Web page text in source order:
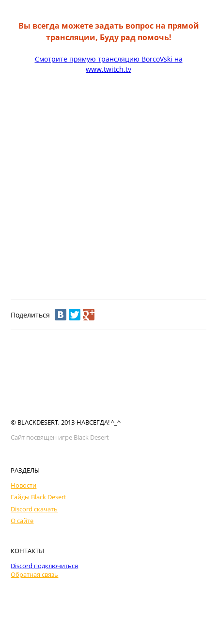
Вы всегда можете задать вопрос на прямой
трансляции, Буду рад помочь!
Смотрите прямую трансляцию BorcoVski на
www.twitch.tv
Поделиться
© BLACKDESERT, 2013-НАВСЕГДА! ^_^
Сайт посвящен игре Black Desert
РАЗДЕЛЫ
Новости
Гайды Black Desert
Discord скачать
О сайте
КОНТАКТЫ
Discord подключиться
Обратная связь